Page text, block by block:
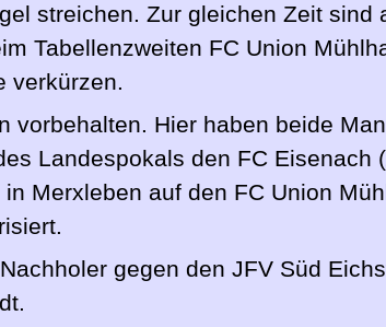
streichen. Zur gleichen Zeit sind
Tabellenzweiten FC Union
verkürzen.
vorbehalten. Hier haben beide
Landespokals den FC Eisenach
Merxleben auf den FC Union
gegen den JFV Süd